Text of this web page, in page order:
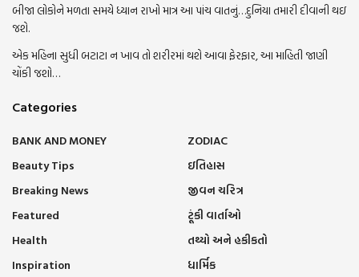
બીજા લોકોને મળતા સમયે ધ્યાન રાખો માત્ર આ પાંચ વાતનું…દુનિયા તમારી દીવાની થઇ
જશે.
એક મહિના સુધી બટાટા ન ખાવ તો શરીરમાં થશે આવા ફેરફાર, આ માહિતી જાણી
ચોંકી જશો…
Categories
BANK AND MONEY
Beauty Tips
Breaking News
Featured
Health
Inspiration
ZODIAC
ઇતિહાસ
જીવન ચરિત્ર
ટૂંકી વાર્તાઓ
તથ્યો અને હકીકતો
ધાર્મિક